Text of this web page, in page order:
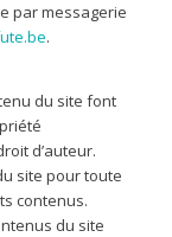
par messagerie
.
du site font
d’auteur.
site pour toute
contenus.
du site